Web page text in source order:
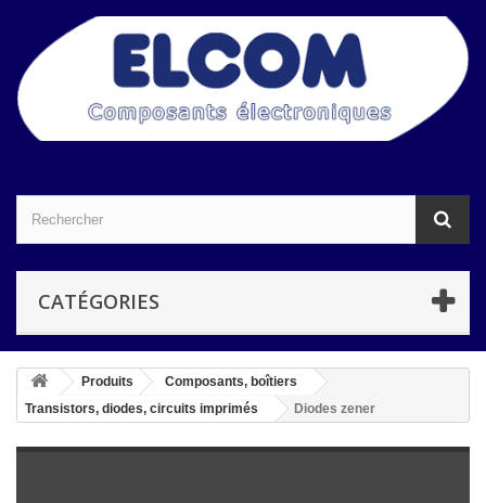
CATÉGORIES
Produits
Composants, boîtiers
Transistors, diodes, circuits imprimés
Diodes zener